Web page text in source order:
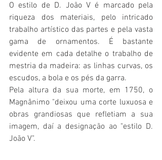
O estilo de D. João V é marcado pela
riqueza dos materiais, pelo intricado
trabalho artístico das partes e pela vasta
gama de ornamentos. É bastante
evidente em cada detalhe o trabalho de
mestria da madeira: as linhas curvas, os
escudos, a bola e os pés da garra.
Pela altura da sua morte, em 1750, o
Magnânimo "deixou uma corte luxuosa e
obras grandiosas que refletiam a sua
imagem, daí a designação ao "estilo D.
João V".